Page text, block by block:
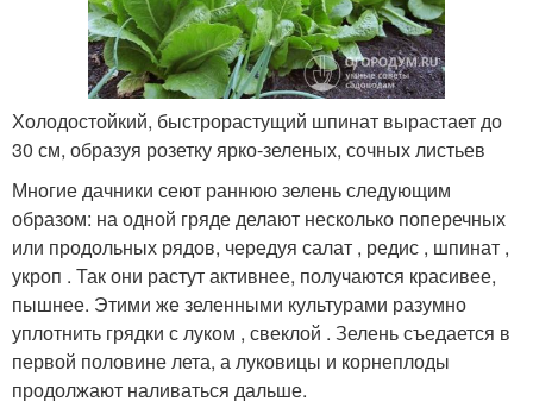
Холодостойкий, быстрорастущий шпинат вырастает до
30 см, образуя розетку ярко-зеленых, сочных листьев
Многие дачники сеют раннюю зелень следующим
образом: на одной гряде делают несколько поперечных
или продольных рядов, чередуя салат , редис , шпинат ,
укроп . Так они растут активнее, получаются красивее,
пышнее. Этими же зеленными культурами разумно
уплотнить грядки с луком , свеклой . Зелень съедается в
первой половине лета, а луковицы и корнеплоды
продолжают наливаться дальше.